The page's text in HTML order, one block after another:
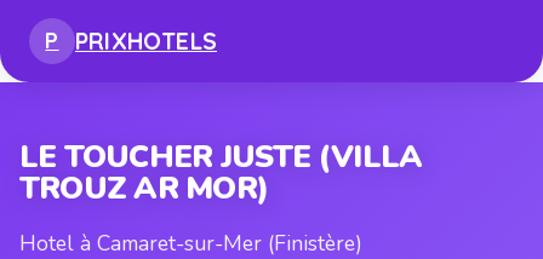
P PRIXHOTELS
LE TOUCHER JUSTE (VILLA
TROUZ AR MOR)
Hotel à Camaret-sur-Mer (Finistère)